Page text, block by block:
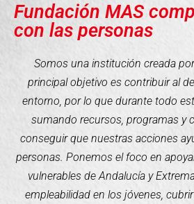
Fundación MAS
con las personas
Somos una institución creada
principal objetivo es contribuir al
entorno, por lo que durante todo
sumando recursos, programas y
conseguir que nuestras acciones
personas. Ponemos el foco en
vulnerables de Andalucía y
empleabilidad en los jóvenes,